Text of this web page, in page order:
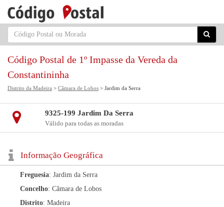
Código Postal de 1º Impasse da Vereda da
Constantininha
Distrito da Madeira > Câmara de Lobos > Jardim da Serra
9325-199 Jardim Da Serra
Válido para todas as moradas
Informação Geográfica
Freguesia: Jardim da Serra
Concelho: Câmara de Lobos
Distrito: Madeira